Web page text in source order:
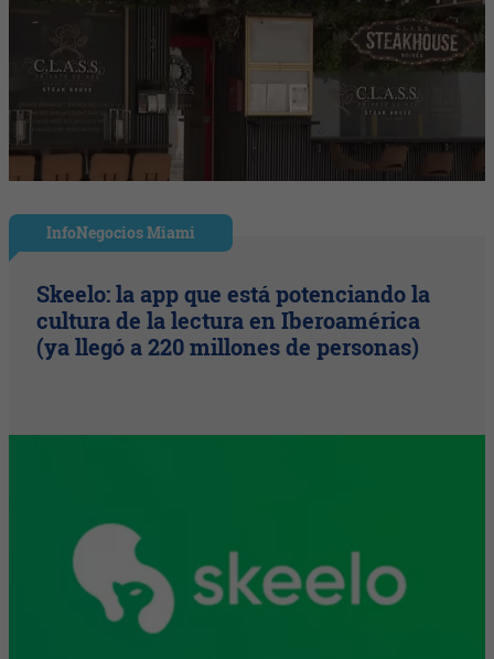
InfoNegocios Miami
Skeelo: la app que está potenciando la
cultura de la lectura en Iberoamérica
(ya llegó a 220 millones de personas)